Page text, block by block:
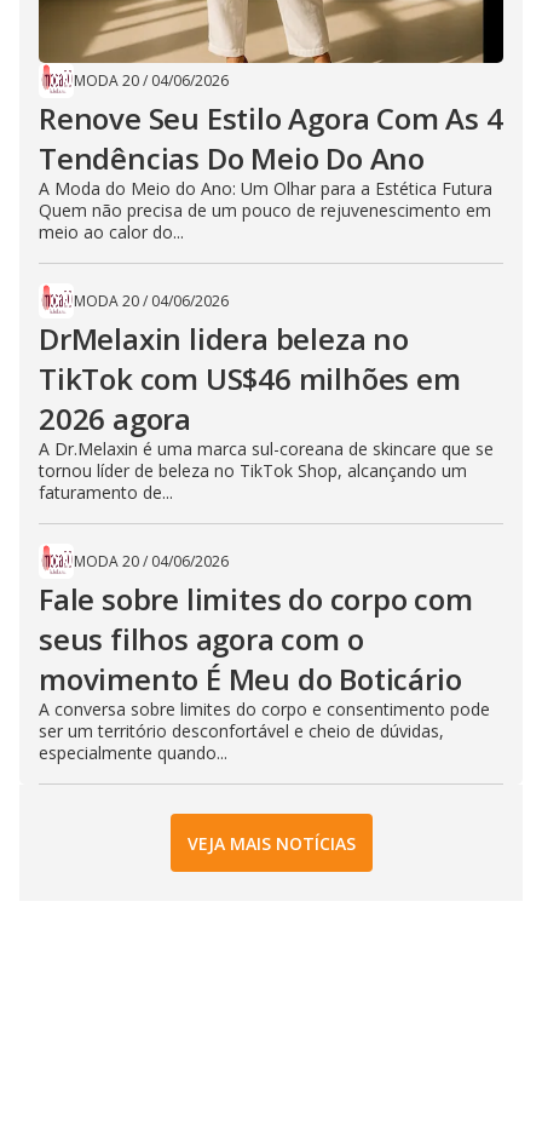
MODA 20/ 04/06/2026
Renove Seu Estilo Agora Com As 4
Tendências Do Meio Do Ano
A Moda do Meio do Ano: Um Olhar para a Estética Futura
Quem não precisa de um pouco de rejuvenescimento em
meio ao calor do...
MODA 20/ 04/06/2026
DrMelaxin lidera beleza no
TikTok com US$46 milhões em
2026 agora
A Dr.Melaxin é uma marca sul-coreana de skincare que se
tornou líder de beleza no TikTok Shop, alcançando um
faturamento de...
MODA 20/ 04/06/2026
Fale sobre limites do corpo com
seus filhos agora com o
movimento É Meu do Boticário
A conversa sobre limites do corpo e consentimento pode
ser um território desconfortável e cheio de dúvidas,
especialmente quando...
VEJA MAIS NOTÍCIAS